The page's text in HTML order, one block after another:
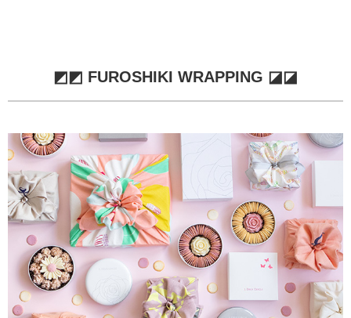
◩◩ FUROSHIKI WRAPPING ◪◪